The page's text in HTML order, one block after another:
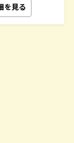
を見る